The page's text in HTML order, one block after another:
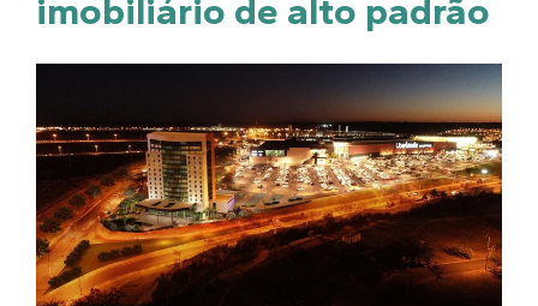
imobiliário de alto padrão